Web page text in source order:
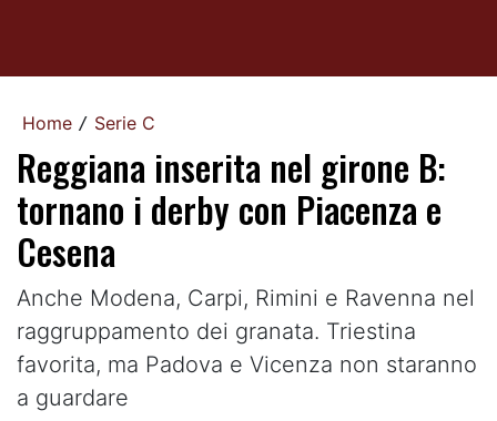
Home / Serie C
Reggiana inserita nel girone B:
tornano i derby con Piacenza e
Cesena
Anche Modena, Carpi, Rimini e Ravenna nel
raggruppamento dei granata. Triestina
favorita, ma Padova e Vicenza non staranno
a guardare